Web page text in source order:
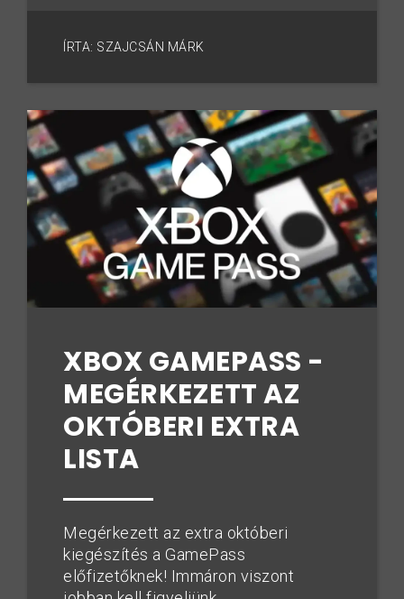
ÍRTA: SZAJCSÁN MÁRK
XBOX GAMEPASS -
MEGÉRKEZETT AZ
OKTÓBERI EXTRA
LISTA
Megérkezett az extra októberi
kiegészítés a GamePass
előfizetőknek! Immáron viszont